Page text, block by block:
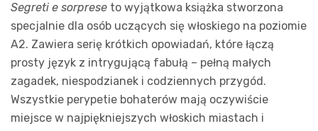
Segreti e sorprese to wyjątkowa książka stworzona
specjalnie dla osób uczących się włoskiego na poziomie
A2. Zawiera serię krótkich opowiadań, które łączą
prosty język z intrygującą fabułą – pełną małych
zagadek, niespodzianek i codziennych przygód.
Wszystkie perypetie bohaterów mają oczywiście
miejsce w najpiękniejszych włoskich miastach i